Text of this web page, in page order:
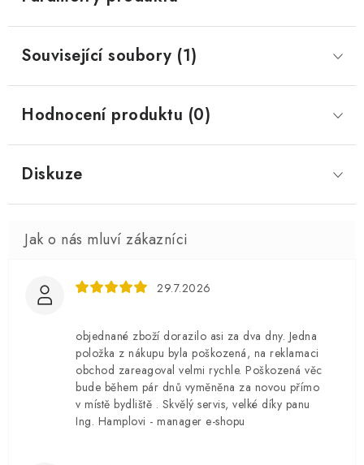
Související soubory (1)
Hodnocení produktu (0)
Diskuze
29.7.2026
objednané zboží dorazilo asi za dva dny. Jedna
položka z nákupu byla poškozená, na reklamaci
obchod zareagoval velmi rychle. Poškozená věc
bude během pár dnů vyměněna za novou přímo
v místě bydliště . Skvělý servis, velké díky panu
Ing. Hamplovi - manager e-shopu